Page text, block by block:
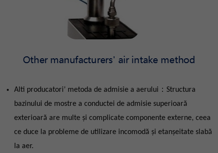
Alti producatori’ metoda de admisie a aerului：Structura
bazinului de mostre a conductei de admisie superioară
exterioară are multe și complicate componente externe, ceea
ce duce la probleme de utilizare incomodă și etanșeitate slabă
la aer.